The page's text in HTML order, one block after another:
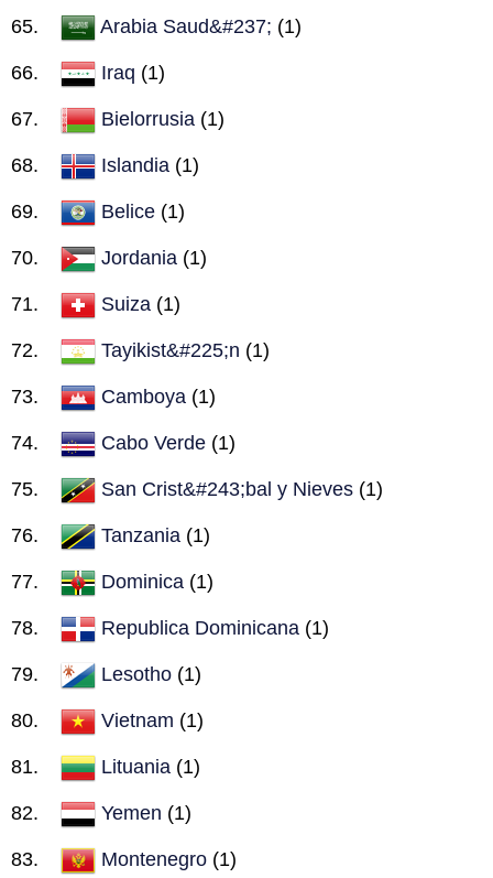
Arabia Saud&#237; (1)
Iraq (1)
Bielorrusia (1)
Islandia (1)
Belice (1)
Jordania (1)
Suiza (1)
Tayikist&#225;n (1)
Camboya (1)
Cabo Verde (1)
San Crist&#243;bal y Nieves (1)
Tanzania (1)
Dominica (1)
Republica Dominicana (1)
Lesotho (1)
Vietnam (1)
Lituania (1)
Yemen (1)
Montenegro (1)